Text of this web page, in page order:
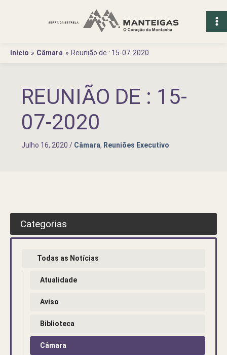
Início
Câmara Reunião de : 15-07-2020
REUNIÃO DE : 15-
07-2020
Julho 16, 2020 / Câmara, Reuniões Executivo
Categorias
Todas as Notícias
Atualidade
Aviso
Biblioteca
Câmara